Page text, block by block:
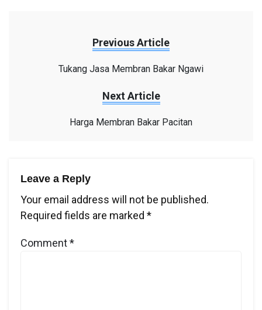
Previous Article
Tukang Jasa Membran Bakar Ngawi
Next Article
Harga Membran Bakar Pacitan
Leave a Reply
Your email address will not be published.
Required fields are marked *
Comment*